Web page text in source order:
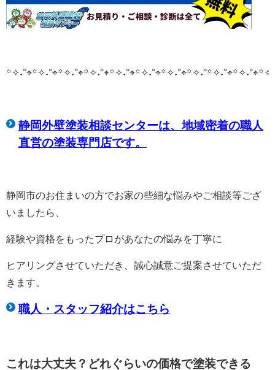
꙳✧˖°⌖꙳✧˖°⌖꙳✧˖°⌖꙳✧˖°⌖꙳✧˖°⌖꙳✧˖°⌖꙳✧˖°⌖꙳✧˖°
静岡外壁塗装相談センターは、地域密着の職人
直営の塗装専門店です。
静岡市のお住まいの方でお家の些細な悩みやご相談等ござ
いましたら、
経験や資格をもったプロがあなたの悩みを丁寧に
ヒアリングさせていただき、誠心誠意ご提案させていただ
きます。
職人・スタッフ紹介はこちら
これは大丈夫？どれぐらいの価格で塗装できる